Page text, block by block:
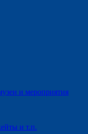
и мероприятия
и т.п.